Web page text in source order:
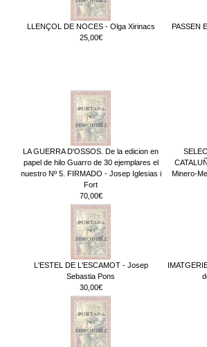
LLENÇOL DE NOCES - Olga Xirinacs
25,00€
PASSEN
LA GUERRA D'OSSOS. De la edicion en
papel de hilo Guarro de 30 ejemplares el
nuestro Nº 5. FIRMADO - Josep Iglesias i
Fort
70,00€
Minero-
L'ESTEL DE L'ESCAMOT - Josep
Sebastia Pons
30,00€